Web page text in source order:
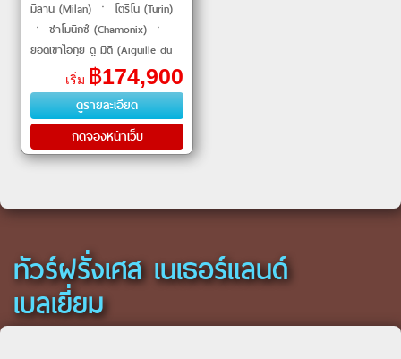
มิลาน (Milan) ㆍ โตริโน (Turin)
ㆍ ชาโมนิกซ์ (Chamonix) ㆍ
ยอดเขาไอกุย ดู มิดิ (Aiguille du
Midi) ㆍ ยอดเขามองบลองค์
(Mont Blanc) ㆍ อีวัวร์ (Yvoire)
ㆍ แอนน์ซี (
เริ่ม ฿174,900
ดูรายละเอียด
กดจองหน้าเว็บ
ทัวร์ฝรั่งเศส เนเธอร์แลนด์
เบลเยี่ยม